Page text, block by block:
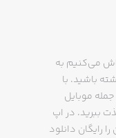
می‌کنیم به
باشید. با
موبایل
ببرید. در اپ
رایگان دانلود